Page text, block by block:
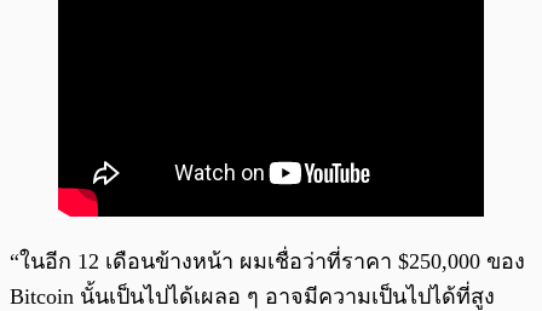
“ในอีก 12 เดือนข้างหน้า ผมเชื่อว่าที่ราคา $250,000 ของ
Bitcoin นั้นเป็นไปได้เผลอ ๆ อาจมีความเป็นไปได้ที่สูง